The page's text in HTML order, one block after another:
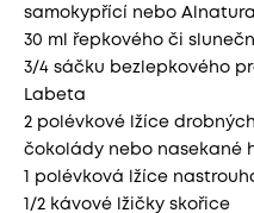
samokypřící nebo Alnatura
30 ml řepkového či
3/4 sáčku bezlepkového
Labeta
2 polévkové lžíce
čokolády nebo nasekané
1 polévková lžíce
1/2 kávové lžičky skořice